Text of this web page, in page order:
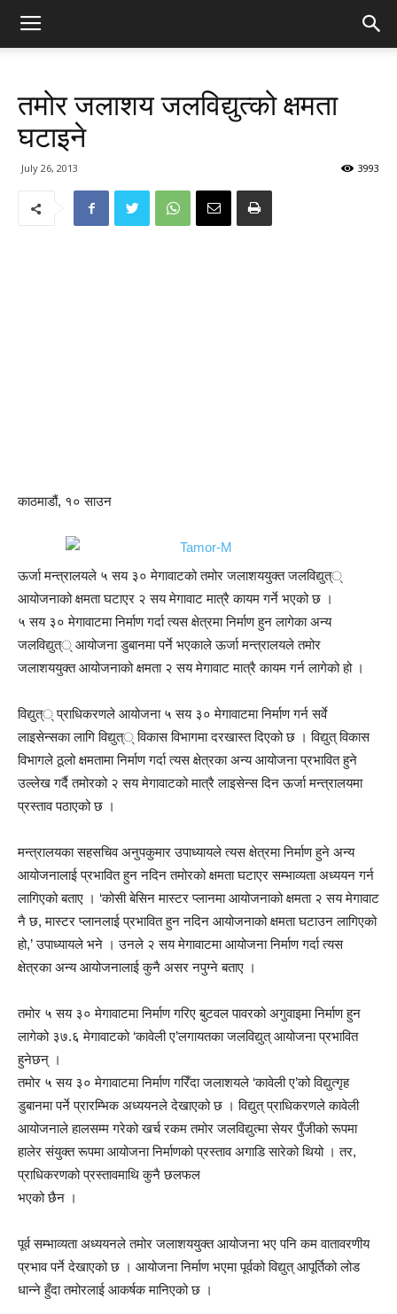
तमोर जलाशय जलविद्युत्को क्षमता
घटाइने
July 26, 2013 3993
काठमाडौं, १० साउन
ऊर्जा मन्त्रालयले ५ सय ३० मेगावाटको तमोर जलाशययुक्त जलविद्युत््
आयोजनाको क्षमता घटाएर २ सय मेगावाट मात्रै कायम गर्ने भएको छ ।
५ सय ३० मेगावाटमा निर्माण गर्दा त्यस क्षेत्रमा निर्माण हुन लागेका अन्य
जलविद्युत्् आयोजना डुबानमा पर्ने भएकाले ऊर्जा मन्त्रालयले तमोर
जलाशययुक्त आयोजनाको क्षमता २ सय मेगावाट मात्रै कायम गर्न लागेको हो ।
विद्युत्् प्राधिकरणले आयोजना ५ सय ३० मेगावाटमा निर्माण गर्न सर्वे
लाइसेन्सका लागि विद्युत्् विकास विभागमा दरखास्त दिएको छ । विद्युत् विकास
विभागले ठूलो क्षमतामा निर्माण गर्दा त्यस क्षेत्रका अन्य आयोजना प्रभावित हुने
उल्लेख गर्दै तमोरको २ सय मेगावाटको मात्रै लाइसेन्स दिन ऊर्जा मन्त्रालयमा
प्रस्ताव पठाएको छ ।
मन्त्रालयका सहसचिव अनुपकुमार उपाध्यायले त्यस क्षेत्रमा निर्माण हुने अन्य
आयोजनालाई प्रभावित हुन नदिन तमोरको क्षमता घटाएर सम्भाव्यता अध्ययन गर्न
लागिएको बताए । ‘कोसी बेसिन मास्टर प्लानमा आयोजनाको क्षमता २ सय मेगावाट
नै छ, मास्टर प्लानलाई प्रभावित हुन नदिन आयोजनाको क्षमता घटाउन लागिएको
हो,’ उपाध्यायले भने । उनले २ सय मेगावाटमा आयोजना निर्माण गर्दा त्यस
क्षेत्रका अन्य आयोजनालाई कुनै असर नपुग्ने बताए ।
तमोर ५ सय ३० मेगावाटमा निर्माण गरिए बुटवल पावरको अगुवाइमा निर्माण हुन
लागेको ३७.६ मेगावाटको ‘कावेली ए’लगायतका जलविद्युत् आयोजना प्रभावित
हुनेछन् ।
तमोर ५ सय ३० मेगावाटमा निर्माण गरिँदा जलाशयले ‘कावेली ए’को विद्युत्गृह
डुबानमा पर्ने प्रारम्भिक अध्ययनले देखाएको छ । विद्युत् प्राधिकरणले कावेली
आयोजनाले हालसम्म गरेको खर्च रकम तमोर जलविद्युत्मा सेयर पुँजीको रूपमा
हालेर संयुक्त रूपमा आयोजना निर्माणको प्रस्ताव अगाडि सारेको थियो । तर,
प्राधिकरणको प्रस्तावमाथि कुनै छलफल
भएको छैन ।
पूर्व सम्भाव्यता अध्ययनले तमोर जलाशययुक्त आयोजना भए पनि कम वातावरणीय
प्रभाव पर्ने देखाएको छ । आयोजना निर्माण भएमा पूर्वको विद्युत् आपूर्तिको लोड
धान्ने हुँदा तमोरलाई आकर्षक मानिएको छ ।